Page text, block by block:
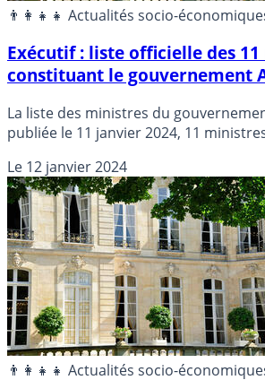
👨‍👩‍👧‍👧 Actualités socio-
Exécutif : liste officielle des
constituant le gouvernement
La liste des ministres du
publiée le 11 janvier 2024, 11
Le 12 janvier 2024
👨‍👩‍👧‍👧 Actualités socio-